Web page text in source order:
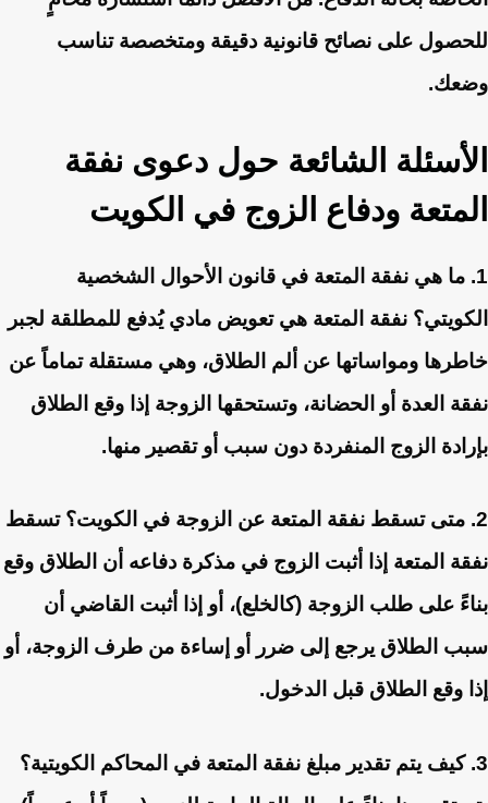
للحصول على نصائح قانونية دقيقة ومتخصصة تناسب
وضعك.
الأسئلة الشائعة حول دعوى نفقة
المتعة ودفاع الزوج في الكويت
1. ما هي نفقة المتعة في قانون الأحوال الشخصية
الكويتي؟ نفقة المتعة هي تعويض مادي يُدفع للمطلقة لجبر
خاطرها ومواساتها عن ألم الطلاق، وهي مستقلة تماماً عن
نفقة العدة أو الحضانة، وتستحقها الزوجة إذا وقع الطلاق
بإرادة الزوج المنفردة دون سبب أو تقصير منها.
2. متى تسقط نفقة المتعة عن الزوجة في الكويت؟
تسقط
نفقة المتعة إذا أثبت الزوج في مذكرة دفاعه أن الطلاق وقع
بناءً على طلب الزوجة (كالخلع)، أو إذا أثبت القاضي أن
سبب الطلاق يرجع إلى ضرر أو إساءة من طرف الزوجة، أو
إذا وقع الطلاق قبل الدخول.
3. كيف يتم تقدير مبلغ نفقة المتعة في المحاكم الكويتية؟